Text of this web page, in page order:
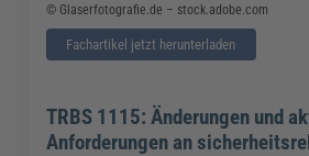
© Glaserfotografie.de – stock.adobe.com
Fachartikel jetzt herunterladen
TRBS 1115: Änderungen und
Anforderungen an